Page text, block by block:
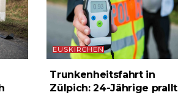
EUSKIRCHEN
Trunkenheitsfahrt in
Zülpich: 24-Jährige prallt